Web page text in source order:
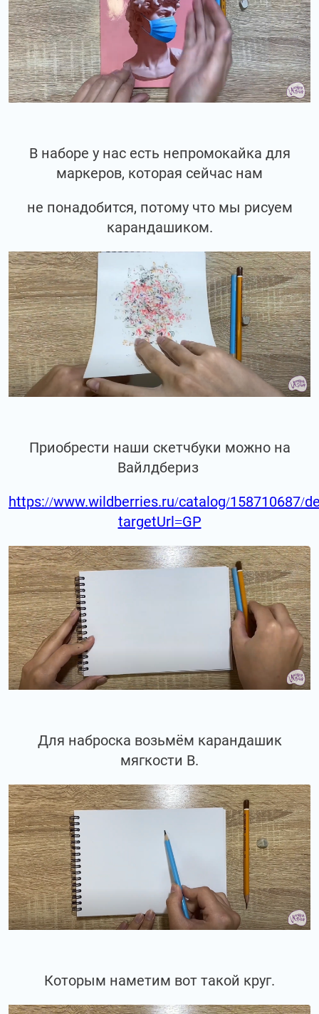
В наборе у нас есть непромокайка для
маркеров, которая сейчас нам
не понадобится, потому что мы рисуем
карандашиком.
Приобрести наши скетчбуки можно на
Вайлдбериз
https://www.wildberries.ru/catalog/158710687/
targetUrl=GP
Для наброска возьмём карандашик
мягкости В.
Которым наметим вот такой круг.